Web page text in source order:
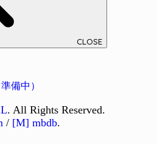
CLOSE
備中）
. All Rights Reserved.
/ [M] mbdb.